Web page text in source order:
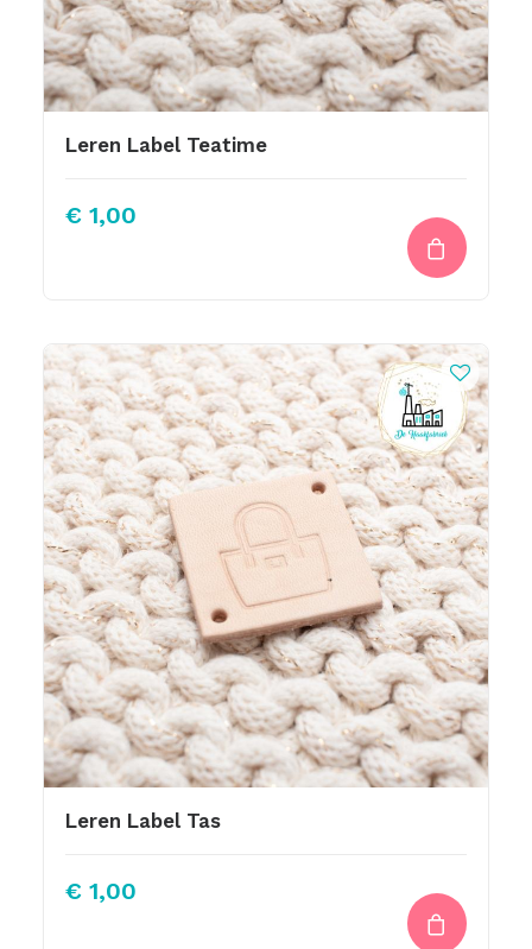
Leren Label Teatime
€ 1,00
Leren Label Tas
€ 1,00